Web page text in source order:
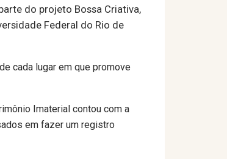
do projeto Bossa Criativa,
Federal do Rio de
cada lugar em que promove
Imaterial contou com a
em fazer um registro